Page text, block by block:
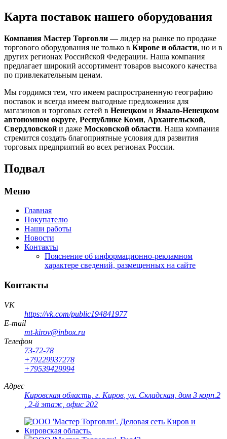
Карта поставок нашего оборудования
Компания Мастер Торговли — лидер на рынке по продаже
торгового оборудования не только в Кирове и области, но и в
других регионах Российской Федерации. Наша компания
предлагает широкий ассортимент товаров высокого качества
по привлекательным ценам.
Мы гордимся тем, что имеем распространенную географию
поставок и всегда имеем выгодные предложения для
магазинов и торговых сетей в Ненецком и Ямало-Ненецком
автономном округе, Республике Коми, Архангельской,
Свердловской и даже Московской области. Наша компания
стремится создать благоприятные условия для развития
торговых предприятий во всех регионах России.
Подвал
Меню
Главная
Покупателю
Наши работы
Новости
Контакты
Пояснение об информационно-рекламном
характере сведений, размещенных на сайте
Контакты
VK
https://vk.com/public194841977
E-mail
mt-kirov@inbox.ru
Телефон
73-72-78
+79229937278
+79539429994
Адрес
Кировская область г. Киров ул. Складская, дом 3 корп.2
, 2-й этаж, офис 202